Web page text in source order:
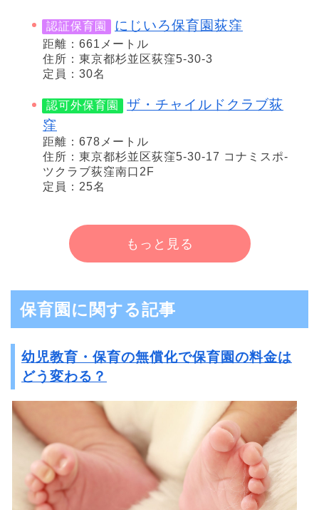
認証保育園 にじいろ保育園荻窪
距離：661メートル
住所：東京都杉並区荻窪5-30-3
定員：30名
認可外保育園
ザ・チャイルドクラブ荻
窪
距離：678メートル
住所：東京都杉並区荻窪5-30-17 コナミスポ-
ツクラブ荻窪南口2F
定員：25名
もっと見る
保育園に関する記事
幼児教育・保育の無償化で保育園の料金は
どう変わる？